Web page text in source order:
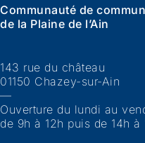
Communauté de
de la Plaine de l’Ain
143 rue du château
01150 Chazey-sur-Ain
—
Ouverture du lundi au
de 9h à 12h puis de 14h à